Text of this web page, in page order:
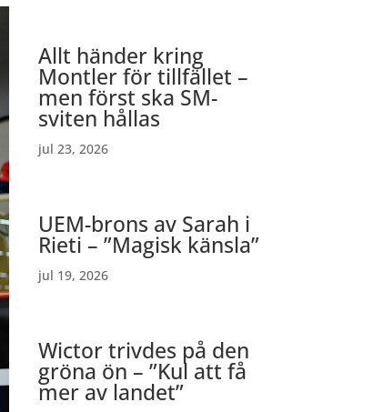
Allt händer kring
Montler för tillfället –
men först ska SM-
sviten hållas
jul 23, 2026
UEM-brons av Sarah i
Rieti – ”Magisk känsla”
jul 19, 2026
Wictor trivdes på den
gröna ön – ”Kul att få
mer av landet”